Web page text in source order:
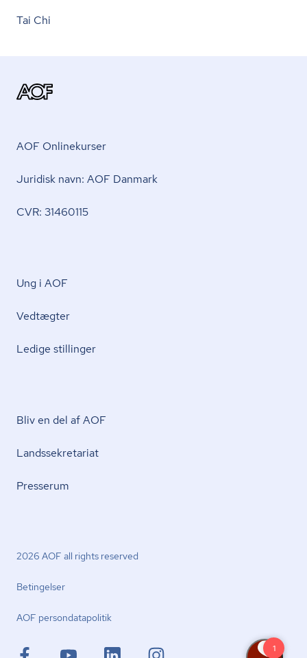
Tai Chi
AOF Onlinekurser
Juridisk navn: AOF Danmark
CVR: 31460115
Ung i AOF
Vedtægter
Ledige stillinger
Bliv en del af AOF
Lands­se­kre­ta­ri­at
Presserum
2026 AOF all rights reserved
Betingelser
AOF per­son­da­ta­po­li­tik